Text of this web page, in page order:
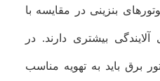
بنزینی در مقایسه با
بیشتری دارند. در
برق باید به تهویه مناسب